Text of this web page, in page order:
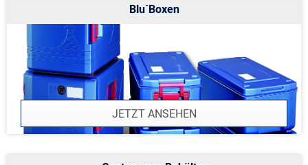
Blu´Boxen
JETZT ANSEHEN